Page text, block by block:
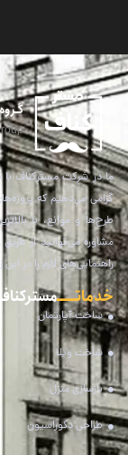
ما در شرکت مسترکناف با
گرامی می‌دهیم که
طرح‌ها و موانع، با
مشاوره می‌توانید از طریق
راهنمایی‌های لازم را در
خدماتـــــمستر کناف
ساخت آپارتمان
ساخت ویلا
بازسازی منزل
طراحی دکوراسیون